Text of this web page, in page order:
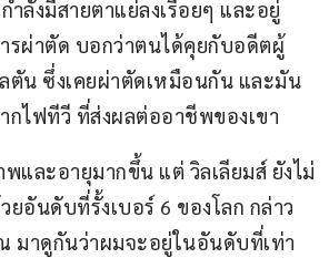
ำลังมีสายตาแย่ลงเรื่อยๆ และอยู่
รผ่าตัด บอกว่าตนได้คุยกับอดีตผู้
ตัน ซึ่งเคยผ่าตัดเหมือนกัน และมัน
กไฟทีวี ที่ส่งผลต่ออาชีพของเขา
และอายุมากขึ้น แต่ วิลเลียมส์ ยังไม่
ยอันดับที่รั้งเบอร์ 6 ของโลก กล่าว
มาดูกันว่าผมจะอยู่ในอันดับที่เท่า